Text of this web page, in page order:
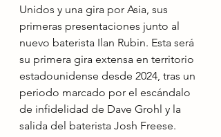
Unidos y una gira por Asia, sus
primeras presentaciones junto al
nuevo baterista Ilan Rubin. Esta será
su primera gira extensa en territorio
estadounidense desde 2024, tras un
periodo marcado por el escándalo
de infidelidad de Dave Grohl y la
salida del baterista Josh Freese.